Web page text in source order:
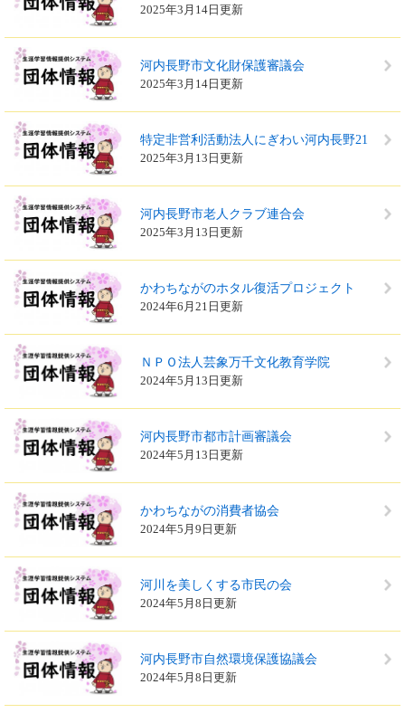
2025年3月14日更新
河内長野市文化財保護審議会
2025年3月14日更新
特定非営利活動法人にぎわい河内長野21
2025年3月13日更新
河内長野市老人クラブ連合会
2025年3月13日更新
かわちながのホタル復活プロジェクト
2024年6月21日更新
ＮＰＯ法人芸象万千文化教育学院
2024年5月13日更新
河内長野市都市計画審議会
2024年5月13日更新
かわちながの消費者協会
2024年5月9日更新
河川を美しくする市民の会
2024年5月8日更新
河内長野市自然環境保護協議会
2024年5月8日更新